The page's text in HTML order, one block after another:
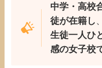
中学・高校
徒が在籍し 、
生徒一人ひ
感の女子校